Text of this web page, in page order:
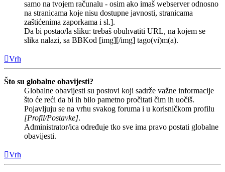
samo na tvojem računalu - osim ako imaš webserver odnosno
na stranicama koje nisu dostupne javnosti, stranicama
zaštićenima zaporkama i sl.].
Da bi postao/la sliku: trebaš obuhvatiti URL, na kojem se
slika nalazi, sa BBKod [img][/img] tago(vi)m(a).
Vrh
Što su globalne obavijesti?
Globalne obavijesti su postovi koji sadrže važne informacije
što će reći da bi ih bilo pametno pročitati čim ih uočiš.
Pojavljuju se na vrhu svakog foruma i u korisničkom profilu
[Profil/Postavke].
Administrator/ica određuje tko sve ima pravo postati globalne
obavijesti.
Vrh